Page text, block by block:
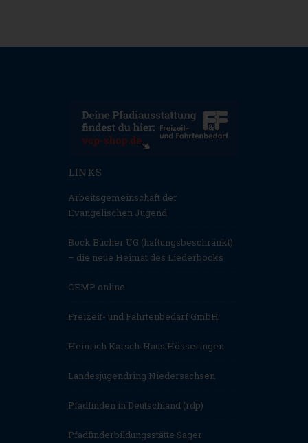
LINKS
Arbeitsgemeinschaft der
Evangelischen Jugend
Bock Bücher UG (haftungsbeschränkt)
– die neue Heimat des Liederbocks
CEMP online
Freizeit- und Fahrtenbedarf GmbH
Heinrich Karsch-Haus Hösseringen
Landesjugendring Niedersachsen
Pfadfinden in Deutschland (rdp)
Pfadfinderbildungsstätte Sager